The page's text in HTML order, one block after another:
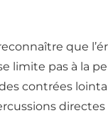
que
limite pas à la
contrées